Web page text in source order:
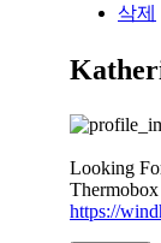
삭제
Looking
Thermobox
https://